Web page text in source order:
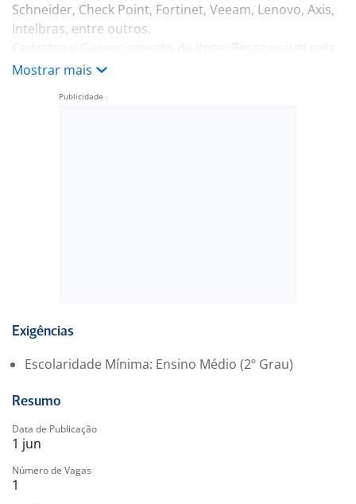
Schneider, Check Point, Fortinet, Veeam, Lenovo, Axis,
Intelbras, entre outros.
padronização e organização das informações de
atualizados.
Mostrar mais
Exigências
Escolaridade Mínima: Ensino Médio (2º Grau)
Resumo
Data de Publicação
1 jun
Número de Vagas
1